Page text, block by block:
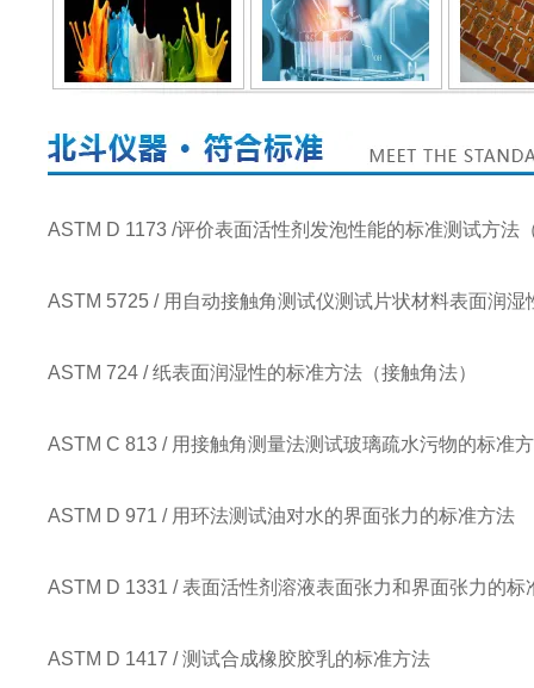
ASTM D 1173 /评价表面活性剂发泡性能的标准测试方法
ASTM 5725 / 用自动接触角测试仪测试片状材料表面润湿
ASTM 724 / 纸表面润湿性的标准方法（接触角法）
ASTM C 813 / 用接触角测量法测试玻璃疏水污物的标准
ASTM D 971 / 用环法测试油对水的界面张力的标准方法
ASTM D 1331 / 表面活性剂溶液表面张力和界面张力的标
ASTM D 1417 / 测试合成橡胶胶乳的标准方法